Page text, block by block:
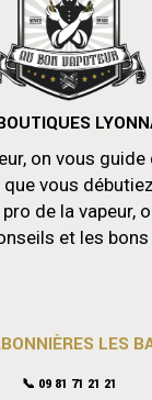
on vous guide
vous
de la vapeur,
et les
LES
📞 09 81 71 21 21